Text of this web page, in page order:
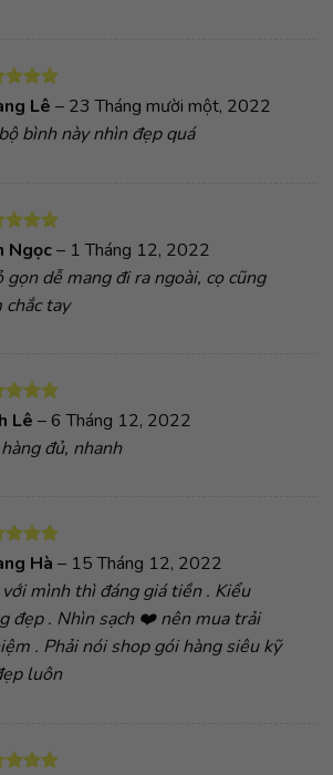
xếp
55
Lê – 23 Tháng mười một, 2022
bình này nhìn đẹp quá
xếp
5
Ngọc– 1 Tháng 12, 2022
gọn dễ mang đi ra ngoài, cọ cũng
chắc tay
xếp
Lê –6 Tháng 12, 2022
đủ, nhanh
xếp
55
Hà – 15 Tháng 12, 2022
mình thì đáng giá tiền . Kiểu
đẹp . Nhìn sạch ❤️ nên mua trải
. Phải nói shop gói hàng siêu kỹ
luôn